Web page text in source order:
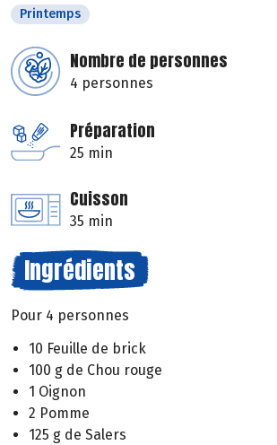
Printemps
Nombre de personnes
4 personnes
Préparation
25 min
Cuisson
35 min
Ingrédients
Pour 4 personnes
10 Feuille de brick
100 g de Chou rouge
1 Oignon
2 Pomme
125 g de Salers